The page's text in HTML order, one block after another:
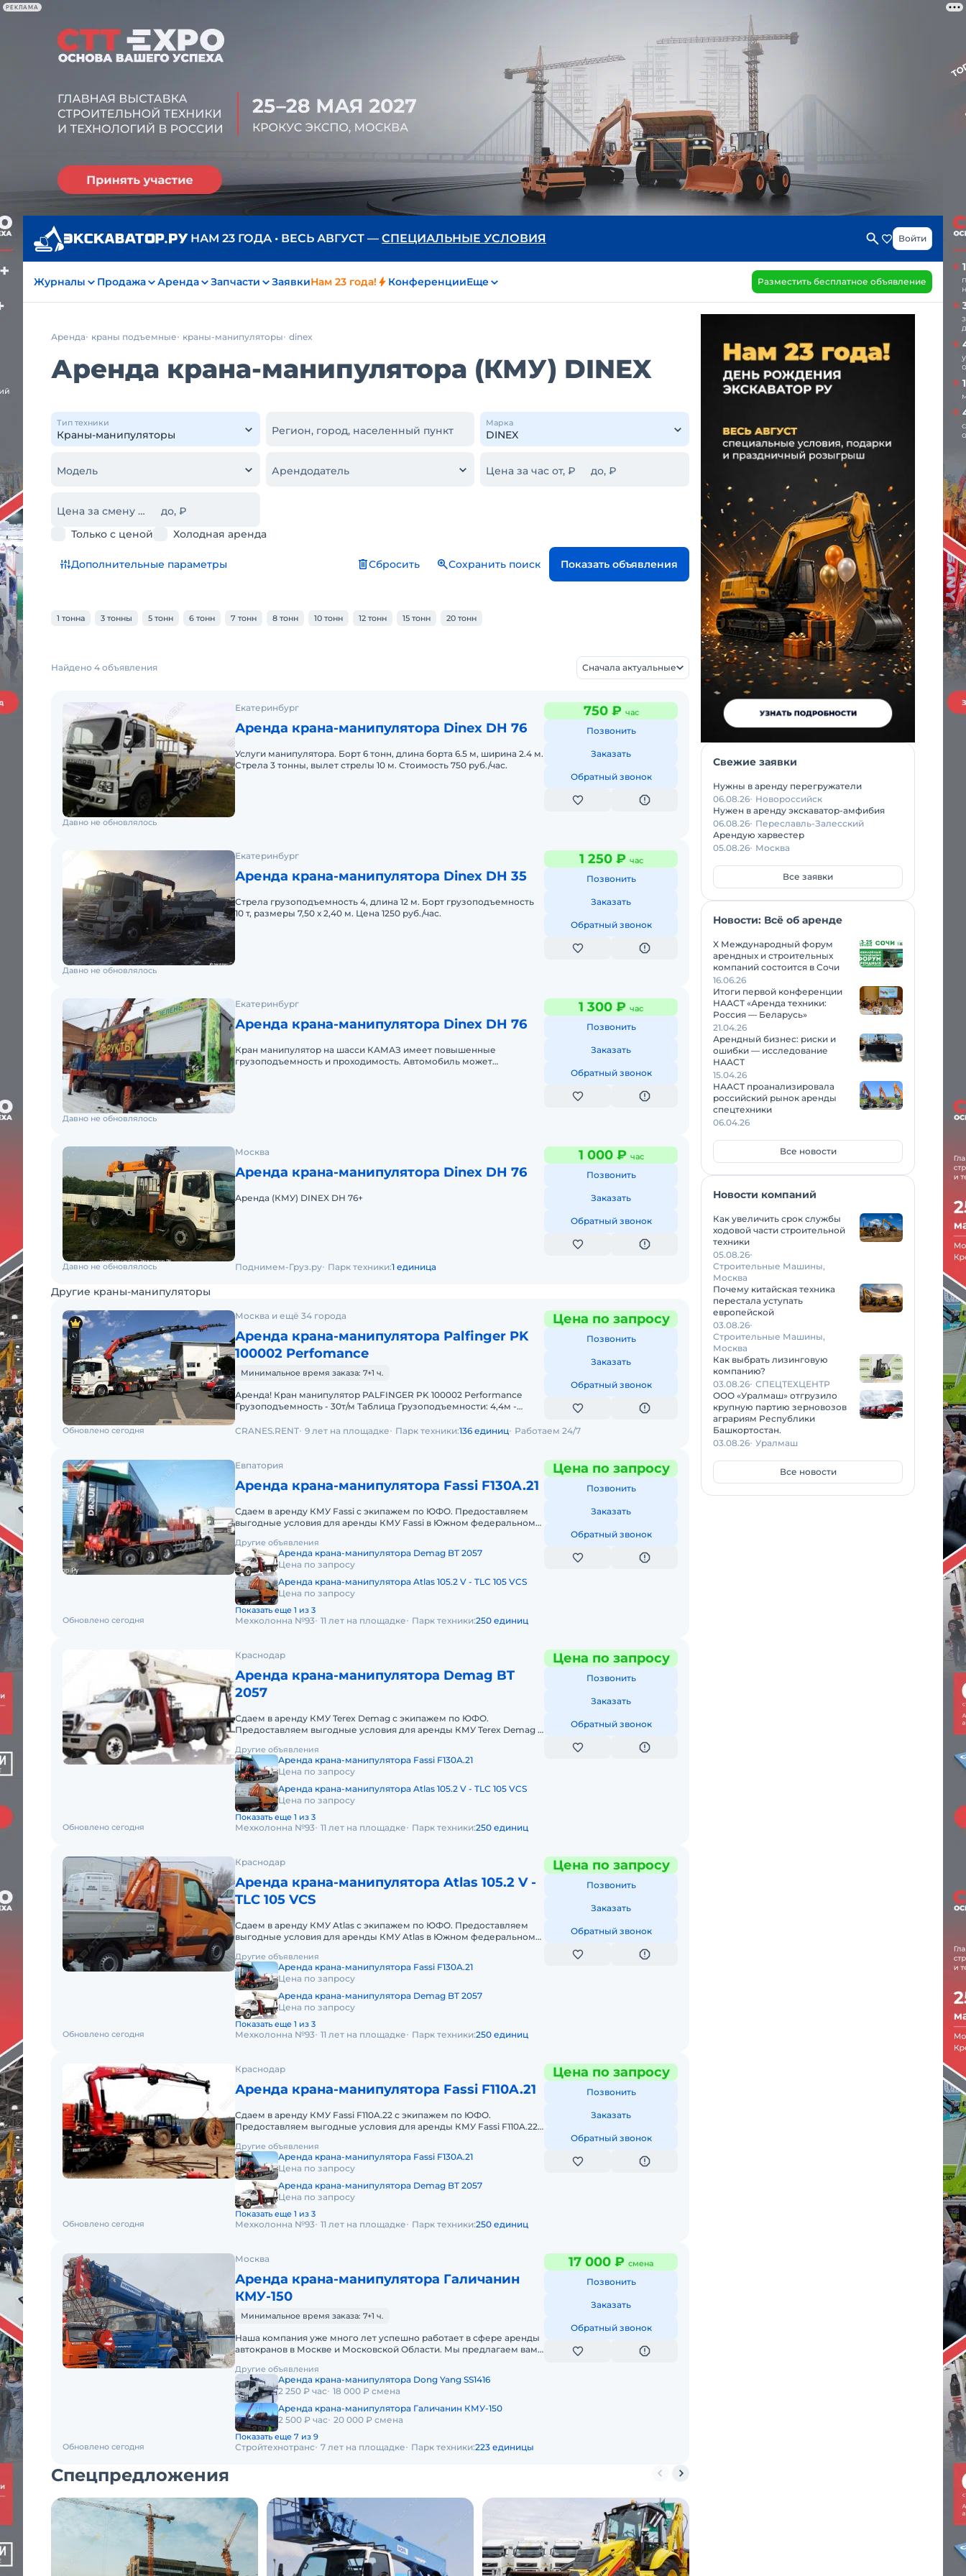
РЕКЛАМА
НАМ 23 ГОДА • ВЕСЬ АВГУСТ — СПЕЦИАЛЬНЫЕ УСЛОВИЯ Войти
Журналы Продажа Аренда Запчасти ЗаявкиНам 23 года! КонференцииЕще Разместить бесплатное объявление
Аренда краны подъемные краны-манипуляторы dinex
Аренда крана-манипулятора (КМУ) DINEX
Тип техники
Регион, город, населенный пункт
Марка
Модель Арендодатель Цена за час от, ₽ до, ₽
Цена за смену от, ₽
до, ₽
Только с ценой
Холодная аренда
Дополнительные параметры Сбросить Сохранить поиск Показать объявления
1 тонна 3 тонны 5 тонн 6 тонн 7 тонн 8 тонн 10 тонн 12 тонн 15 тонн 20 тонн
Найдено 4 объявления Сначала актуальные
Екатеринбург
Аренда крана-манипулятора Dinex DH 76
Услуги манипулятора. Борт 6 тонн, длина борта 6.5 м, ширина 2.4 м.
Стрела 3 тонны, вылет стрелы 10 м. Стоимость 750 руб./час.
750 ₽ час
Позвонить
Заказать
Обратный звонок
Давно не обновлялось
Екатеринбург
Аренда крана-манипулятора Dinex DH 35
Стрела грузоподъемность 4, длина 12 м. Борт грузоподъемность
10 т, размеры 7,50 х 2,40 м. Цена 1250 руб./час.
1 250 ₽ час
Позвонить
Заказать
Обратный звонок
Давно не обновлялось
Екатеринбург
Аренда крана-манипулятора Dinex DH 76
Кран манипулятор на шасси КАМАЗ имеет повышенные
грузоподъемность и проходимость. Автомобиль может
1 300 ₽ час
Позвонить
Заказать
Обратный звонок
Давно не обновлялось
Москва
Аренда крана-манипулятора Dinex DH 76
Аренда (КМУ) DINEX DH 76+
1 000 ₽ час
Позвонить
Заказать
Обратный звонок
Давно не обновлялось Поднимем-Груз.ру Парк техники:1 единица
Другие краны-манипуляторы
Москва и ещё 34 города
Аренда крана-манипулятора Palfinger PK
100002 Perfomance
Минимальное время заказа: 7+1 ч.
Аренда! Кран манипулятор PALFINGER PK 100002 Performance
Грузоподъемность - 30т/м Таблица Грузоподъемности: 4,4м -
Цена по запросу
Позвонить
Заказать
Обратный звонок
Обновлено сегодня CRANES.RENT 9 лет на площадке Парк техники:136 единиц Работаем 24/7
Евпатория
Аренда крана-манипулятора Fassi F130A.21
Сдаем в аренду КМУ Fassi с экипажем по ЮФО. Предоставляем
выгодные условия для аренды КМУ Fassi в Южном федеральном
Другие объявления
Аренда крана-манипулятора Demag BT 2057
Цена по запросу
Аренда крана-манипулятора Atlas 105.2 V - TLC 105 VCS
Цена по запросу
Показать еще 1 из 3
Цена по запросу
Позвонить
Заказать
Обратный звонок
Обновлено сегодня Мехколонна №93 11 лет на площадке Парк техники:250 единиц
Краснодар
Аренда крана-манипулятора Demag BT
2057
Сдаем в аренду КМУ Terex Demag с экипажем по ЮФО.
Предоставляем выгодные условия для аренды КМУ Terex Demag в
Другие объявления
Аренда крана-манипулятора Fassi F130A.21
Цена по запросу
Аренда крана-манипулятора Atlas 105.2 V - TLC 105 VCS
Цена по запросу
Показать еще 1 из 3
Цена по запросу
Позвонить
Заказать
Обратный звонок
Обновлено сегодня Мехколонна №93 11 лет на площадке Парк техники:250 единиц
Краснодар
Аренда крана-манипулятора Atlas 105.2 V -
TLC 105 VCS
Сдаем в аренду КМУ Atlas с экипажем по ЮФО. Предоставляем
выгодные условия для аренды КМУ Atlas в Южном федеральном
Другие объявления
Аренда крана-манипулятора Fassi F130A.21
Цена по запросу
Аренда крана-манипулятора Demag BT 2057
Цена по запросу
Показать еще 1 из 3
Цена по запросу
Позвонить
Заказать
Обратный звонок
Обновлено сегодня Мехколонна №93 11 лет на площадке Парк техники:250 единиц
Краснодар
Аренда крана-манипулятора Fassi F110A.21
Сдаем в аренду КМУ Fassi F110A.22 с экипажем по ЮФО.
Предоставляем выгодные условия для аренды КМУ Fassi F110A.22
Другие объявления
Аренда крана-манипулятора Fassi F130A.21
Цена по запросу
Аренда крана-манипулятора Demag BT 2057
Цена по запросу
Показать еще 1 из 3
Цена по запросу
Позвонить
Заказать
Обратный звонок
Обновлено сегодня Мехколонна №93 11 лет на площадке Парк техники:250 единиц
Москва
Аренда крана-манипулятора Галичанин
КМУ-150
Минимальное время заказа: 7+1 ч.
Наша компания уже много лет успешно работает в сфере аренды
автокранов в Москве и Московской Области. Мы предлагаем вам
Другие объявления
Аренда крана-манипулятора Dong Yang SS1416
2 250 ₽ час 18 000 ₽ смена
Аренда крана-манипулятора Галичанин КМУ-150
2 500 ₽ час 20 000 ₽ смена
Показать еще 7 из 9
17 000 ₽ смена
Позвонить
Заказать
Обратный звонок
Обновлено сегодня Стройтехнотранс 7 лет на площадке Парк техники:223 единицы
Спецпредложения
Свежие заявки
Нужны в аренду перегружатели
06.08.26 Новороссийск
Нужен в аренду экскаватор-амфибия
06.08.26 Переславль-Залесский
Арендую харвестер
05.08.26 Москва
Все заявки
Новости: Всё об аренде
X Международный форум
арендных и строительных
компаний состоится в Сочи
16.06.26
Итоги первой конференции
НААСТ «Аренда техники:
Россия — Беларусь»
21.04.26
Арендный бизнес: риски и
ошибки — исследование
НААСТ
15.04.26
НААСТ проанализировала
российский рынок аренды
спецтехники
06.04.26
Все новости
Новости компаний
Как увеличить срок службы
ходовой части строительной
техники
05.08.26
Строительные Машины,
Москва
Почему китайская техника
перестала уступать
европейской
03.08.26
Строительные Машины,
Москва
Как выбрать лизинговую
компанию?
03.08.26 СПЕЦТЕХЦЕНТР
ООО «Уралмаш» отгрузило
крупную партию зерновозов
аграриям Республики
Башкортостан.
03.08.26 Уралмаш
Все новости